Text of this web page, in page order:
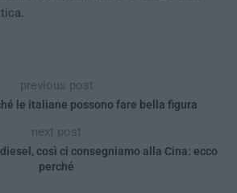
previous post
le italiane possono fare bella figura
next post
così ci consegniamo alla Cina: ecco
perché